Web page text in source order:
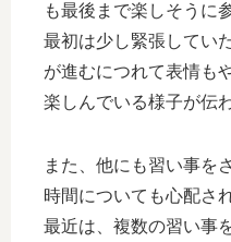
も最後まで楽しそうに
最初は少し緊張してい
が進むにつれて表情も
楽しんでいる様子が伝
また、他にも習い事を
時間についても心配さ
最近は、複数の習い事